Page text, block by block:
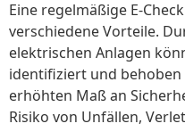
Eine regelmäßige E-
verschiedene Vorteile.
elektrischen Anlagen
identifiziert und behoben
erhöhten Maß an
Risiko von Unfällen,